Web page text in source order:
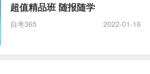
超值精品班 随报随学
自考365 2022-01-16